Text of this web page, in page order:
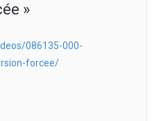
»
086135-000-
forcee/